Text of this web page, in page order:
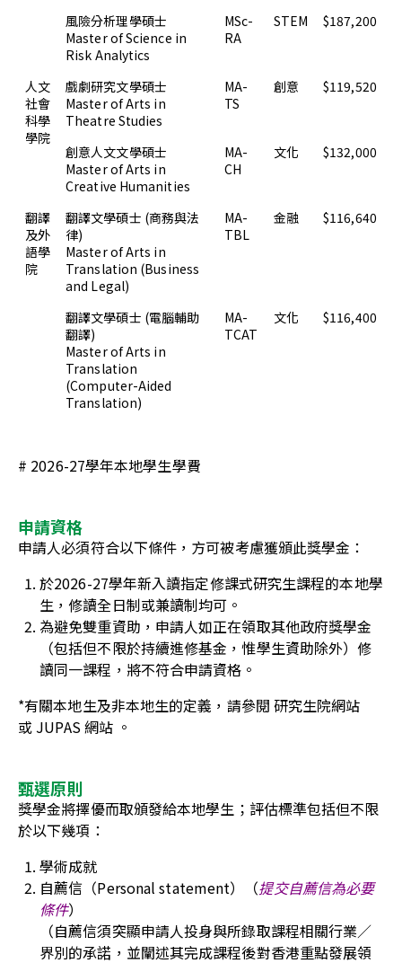
風險分析理學碩士
Master of Science in
Risk Analytics
MSc-
RA
STEM $187,200
人文
社會
科學
學院
戲劇研究文學碩士
Master of Arts in
Theatre Studies
MA-
TS
創意 $119,520
創意人文文學碩士
Master of Arts in
Creative Humanities
MA-
CH
文化 $132,000
翻譯
及外
語學
院
翻譯文學碩士 (商務與法
律)
Master of Arts in
Translation (Business
and Legal)
MA-
TBL
金融 $116,640
翻譯文學碩士 (電腦輔助
翻譯)
Master of Arts in
Translation
(Computer-Aided
Translation)
MA-
TCAT
文化 $116,400
# 2026-27學年本地學生學費
申請資格
申請人必須符合以下條件，方可被考慮獲頒此獎學金：
於2026-27學年新入讀指定修課式研究生課程的本地學
生，修讀全日制或兼讀制均可 。
為避免雙重資助，申請人如正在領取其他政府獎學金
（包括但不限於持續進修基金，惟學生資助除外）修
讀同一課程，將不符合申請資格 。
*有關本地生及非本地生的定義，請參閱 研究生院網站
或 JUPAS網站 。
甄選原則
獎學金將擇優而取頒發給本地學生；評估標準包括但不限
於以下幾項 ：
學術成就
自薦信（Personal statement）（提交自薦信為必要
條件）
（自薦信須突顯申請人投身與所錄取課程相關行業／
界別的承諾，並闡述其完成課程後對香港重點發展領